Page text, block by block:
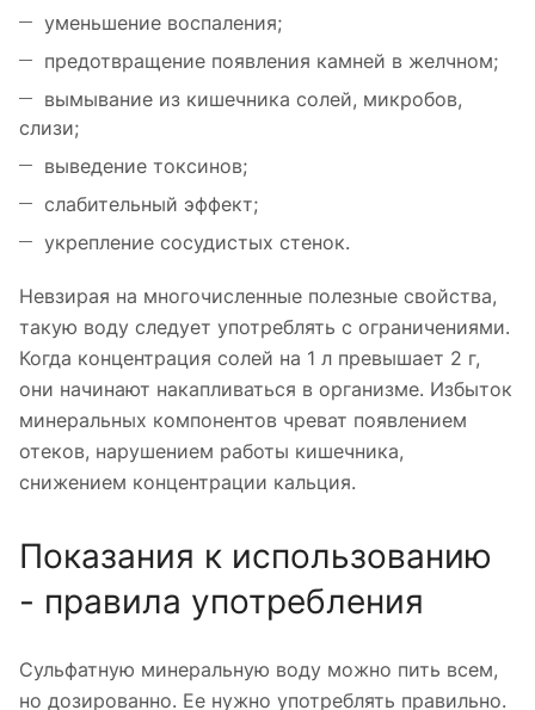
уменьшение воспаления;
предотвращение появления камней в желчном;
вымывание из кишечника солей, микробов,
слизи;
выведение токсинов;
слабительный эффект;
укрепление сосудистых стенок.
Невзирая на многочисленные полезные свойства,
такую воду следует употреблять с ограничениями.
Когда концентрация солей на 1 л превышает 2 г,
они начинают накапливаться в организме. Избыток
минеральных компонентов чреват появлением
отеков, нарушением работы кишечника,
снижением концентрации кальция.
Показания к использованию
- правила употребления
Сульфатную минеральную воду можно пить всем,
но дозированно. Ее нужно употреблять правильно.